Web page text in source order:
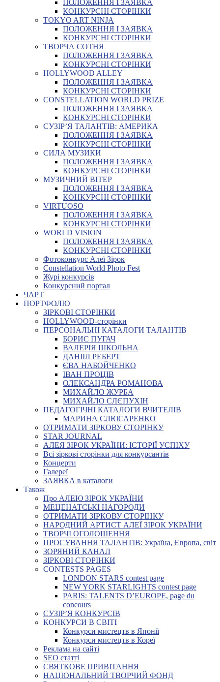
ПОЛОЖЕННЯ І ЗАЯВКА
КОНКУРСНІ СТОРІНКИ
TOKYO ART NINJA
ПОЛОЖЕННЯ І ЗАЯВКА
КОНКУРСНІ СТОРІНКИ
ТВОРЧА СОТНЯ
ПОЛОЖЕННЯ І ЗАЯВКА
КОНКУРСНІ СТОРІНКИ
HOLLYWOOD ALLEY
ПОЛОЖЕННЯ І ЗАЯВКА
КОНКУРСНІ СТОРІНКИ
CONSTELLATION WORLD PRIZE
ПОЛОЖЕННЯ І ЗАЯВКА
КОНКУРСНІ СТОРІНКИ
СУЗІР’Я ТАЛАНТІВ: АМЕРИКА
ПОЛОЖЕННЯ І ЗАЯВКА
КОНКУРСНІ СТОРІНКИ
СИЛА МУЗИКИ
ПОЛОЖЕННЯ І ЗАЯВКА
КОНКУРСНІ СТОРІНКИ
МУЗИЧНИЙ ВІТЕР
ПОЛОЖЕННЯ І ЗАЯВКА
КОНКУРСНІ СТОРІНКИ
VIRTUOSO
ПОЛОЖЕННЯ І ЗАЯВКА
КОНКУРСНІ СТОРІНКИ
WORLD VISION
ПОЛОЖЕННЯ І ЗАЯВКА
КОНКУРСНІ СТОРІНКИ
Фотоконкурс Алеї Зірок
Constellation World Photo Fest
Журі конкурсів
Конкурсний портал
ЧАРТ
ПОРТФОЛІО
ЗІРКОВІ СТОРІНКИ
HOLLYWOOD-сторінки
ПЕРСОНАЛЬНІ КАТАЛОГИ ТАЛАНТІВ
БОРИС ПУГАЧ
ВАЛЕРІЯ ШКОЛЬНА
ДАНІІЛ РЕБЕРТ
ЄВА НАБОЙЧЕНКО
ІВАН ПРОЦІВ
ОЛЕКСАНДРА РОМАНОВА
МИХАЙЛО ЖУРБА
МИХАЙЛО СЛЄПУХІН
ПЕДАГОГІЧНІ КАТАЛОГИ ВЧИТЕЛІВ
МАРИНА СЛЮСАРЕНКО
ОТРИМАТИ ЗІРКОВУ СТОРІНКУ
STAR JOURNAL
АЛЕЯ ЗІРОК УКРАЇНИ: ІСТОРІЇ УСПІХУ
Всі зіркові сторінки для конкурсантів
Концерти
Галереї
ЗАЯВКА в каталоги
Також
Про АЛЕЮ ЗІРОК УКРАЇНИ
МЕЦЕНАТСЬКІ НАГОРОДИ
ОТРИМАТИ ЗІРКОВУ СТОРІНКУ
НАРОДНИЙ АРТИСТ АЛЕЇ ЗІРОК УКРАЇНИ
ТВОРЧІ ОГОЛОШЕННЯ
ПРОСУВАННЯ ТАЛАНТІВ: Україна, Європа, світ
ЗОРЯНИЙ КАНАЛ
ЗІРКОВІ СТОРІНКИ
CONTESTS PAGES
LONDON STARS contest page
NEW YORK STARLIGHTS contest page
PARIS: TALENTS D’EUROPE, page du
concours
СУЗІР’Я КОНКУРСІВ
КОНКУРСИ В СВІТІ
Конкурси мистецтв в Японії
Конкурси мистецтв в Кореї
Реклама на сайті
SEO статті
СВЯТКОВЕ ПРИВІТАННЯ
НАЦІОНАЛЬНИЙ ТВОРЧИЙ ФОНД